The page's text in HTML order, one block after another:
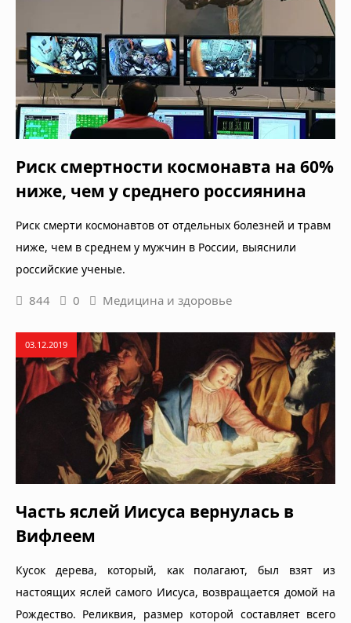
Риск смертности космонавта на 60%
ниже, чем у среднего россиянина
Риск смерти космонавтов от отдельных болезней и травм
ниже, чем в среднем у мужчин в России, выяснили
российские ученые.
844 0 Медицина и здоровье
03.12.2019
Часть яслей Иисуса вернулась в
Вифлеем
Кусок дерева, который, как полагают, был взят из
настоящих яслей самого Иисуса, возвращается домой на
Рождество. Реликвия, размер которой составляет всего